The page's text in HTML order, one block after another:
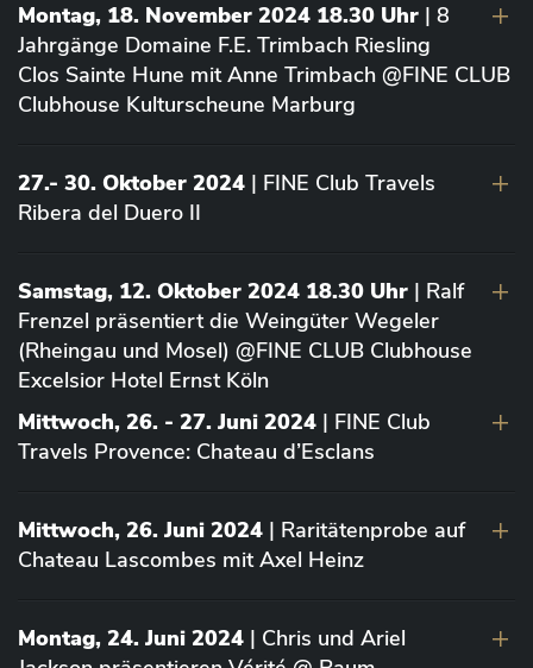
Montag, 18. November 2024 18.30 Uhr | 8
Jahrgänge Domaine F.E. Trimbach Riesling
Clos Sainte Hune mit Anne Trimbach @FINE CLUB
Clubhouse Kulturscheune Marburg
27.- 30. Oktober 2024 | FINE Club Travels
Ribera del Duero II
Samstag, 12. Oktober 2024 18.30 Uhr | Ralf
Frenzel präsentiert die Weingüter Wegeler
(Rheingau und Mosel) @FINE CLUB Clubhouse
Excelsior Hotel Ernst Köln
Mittwoch, 26. - 27. Juni 2024 | FINE Club
Travels Provence: Chateau d’Esclans
Mittwoch, 26. Juni 2024 | Raritätenprobe auf
Chateau Lascombes mit Axel Heinz
Montag, 24. Juni 2024 | Chris und Ariel